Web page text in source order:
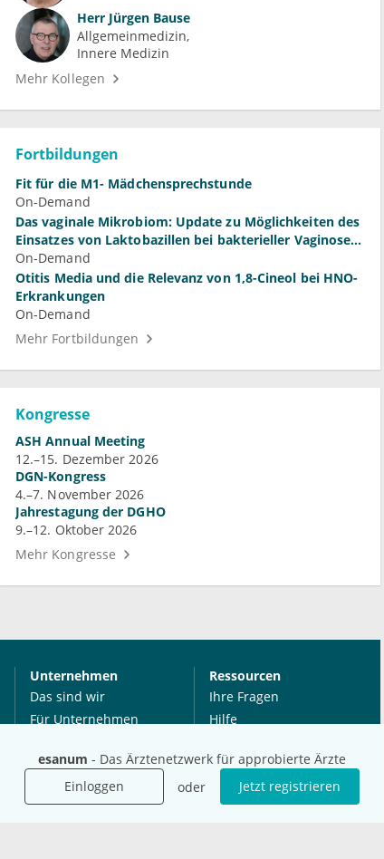
esanum - Das Ärztenetzwerk für approbierte Ärzte
Einloggen
oder Jetzt registrieren
Herr Jürgen Bause
Allgemeinmedizin
Innere Medizin
Mehr Kollegen
Fortbildungen
Fit für die M1- Mädchensprechstunde
On-Demand
Das vaginale Mikrobiom: Update zu Möglichkeiten des
Einsatzes von Laktobazillen bei bakterieller Vaginose
und Vulvovaginalkandidose
On-Demand
Otitis Media und die Relevanz von 1,8-Cineol bei HNO-
Erkrankungen
On-Demand
Mehr Fortbildungen
Kongresse
ASH Annual Meeting
12.–15. Dezember 2026
DGN-Kongress
4.–7. November 2026
Jahrestagung der DGHO
9.–12. Oktober 2026
Mehr Kongresse
Unternehmen
Das sind wir
Für Unternehmen
Mediadaten
Presse
Karriere
Ressourcen
Ihre Fragen
Hilfe